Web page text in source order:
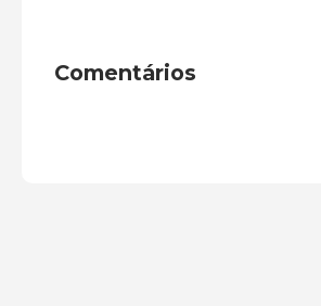
Comentários